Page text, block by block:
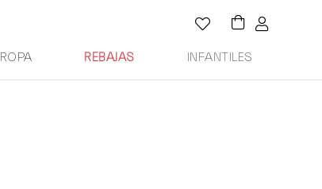
ROPA REBAJAS INFANTILES